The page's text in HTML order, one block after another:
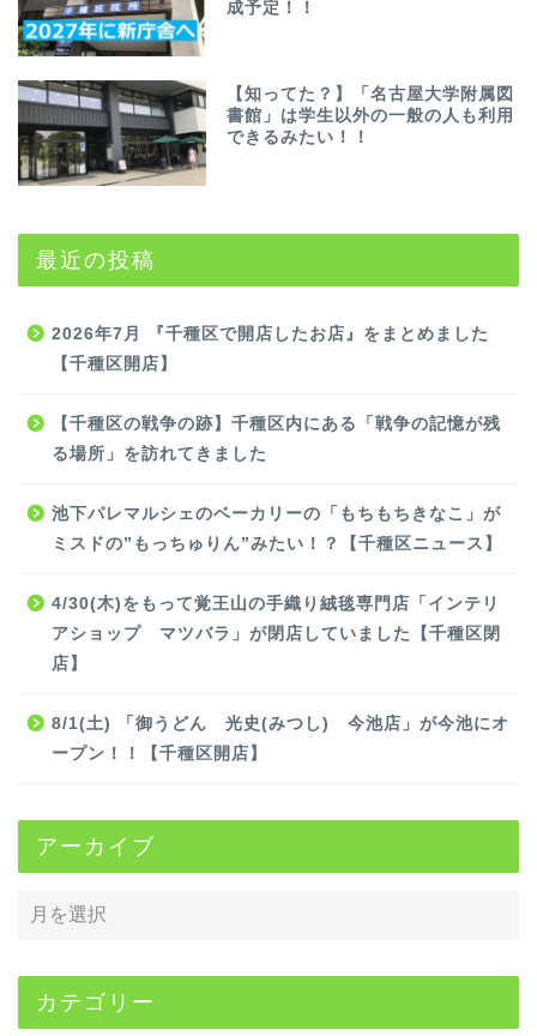
成予定！！
【知ってた？】「名古屋大学附属図
書館」は学生以外の一般の人も利用
できるみたい！！
最近の投稿
2026年7月 『千種区で開店したお店』をまとめました
【千種区開店】
【千種区の戦争の跡】千種区内にある「戦争の記憶が残
る場所」を訪れてきました
池下パレマルシェのベーカリーの「もちもちきなこ」が
ミスドの”もっちゅりん”みたい！？【千種区ニュース】
4/30(木)をもって覚王山の手織り絨毯専門店「インテリ
アショップ マツバラ」が閉店していました【千種区閉
店】
8/1(土) 「御うどん 光史(みつし) 今池店」が今池にオ
ープン！！【千種区開店】
アーカイブ
カテゴリー